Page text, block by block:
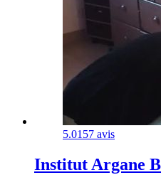
5.0157 avis
Institut Argane